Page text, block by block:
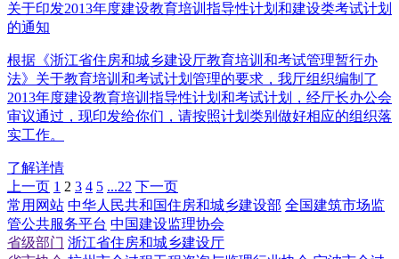
关于印发2013年度建设教育培训指导性计划和建设类考试计划
的通知
根据《浙江省住房和城乡建设厅教育培训和考试管理暂行办
法》关于教育培训和考试计划管理的要求，我厅组织编制了
2013年度建设教育培训指导性计划和考试计划，经厅长办公会
审议通过，现印发给你们，请按照计划类别做好相应的组织落
实工作。
了解详情
上一页 1 2 3 4 5 ...22 下一页
常用网站 中华人民共和国住房和城乡建设部 全国建筑市场监
管公共服务平台 中国建设监理协会
省级部门 浙江省住房和城乡建设厅